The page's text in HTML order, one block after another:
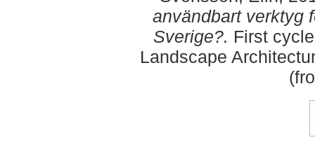
användbart verktyg
Sverige?. First
Landscape